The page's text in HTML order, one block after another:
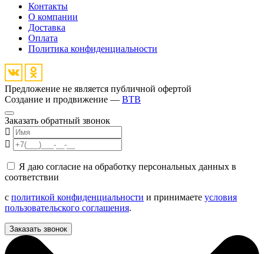
Контакты
О компании
Доставка
Оплата
Политика конфиденциальности
Предложение не является публичной офертой
Создание и продвижение — BTB
Заказать обратный звонок
Я даю согласие на обработку персональных данных в
соответствии
с политикой конфиденциальности и принимаете условия
пользовательского соглашения.
Заказать звонок